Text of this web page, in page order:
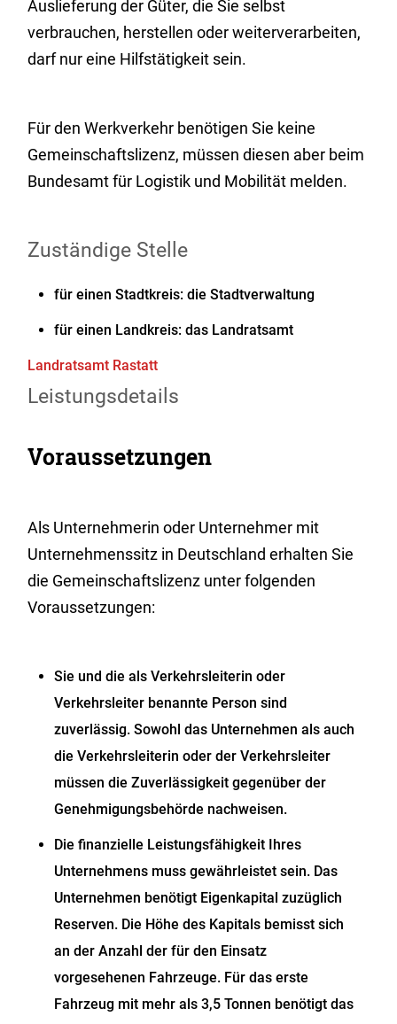
Auslieferung der Güter, die Sie selbst
verbrauchen, herstellen oder weiterverarbeiten,
darf nur eine Hilfstätigkeit sein.
Für den Werkverkehr benötigen Sie keine
Gemeinschaftslizenz, müssen diesen aber beim
Bundesamt für Logistik und Mobilität melden.
Zuständige Stelle
für einen Stadtkreis: die Stadtverwaltung
für einen Landkreis: das Landratsamt
Landratsamt Rastatt
Leistungsdetails
Voraussetzungen
Als Unternehmerin oder Unternehmer mit
Unternehmenssitz in Deutschland erhalten Sie
die Gemeinschaftslizenz unter folgenden
Voraussetzungen:
Sie und die als Verkehrsleiterin oder
Verkehrsleiter benannte Person sind
zuverlässig. Sowohl das Unternehmen als auch
die Verkehrsleiterin oder der Verkehrsleiter
müssen die Zuverlässigkeit gegenüber der
Genehmigungsbehörde nachweisen.
Die finanzielle Leistungsfähigkeit Ihres
Unternehmens muss gewährleistet sein. Das
Unternehmen benötigt Eigenkapital zuzüglich
Reserven. Die Höhe des Kapitals bemisst sich
an der Anzahl der für den Einsatz
vorgesehenen Fahrzeuge. Für das erste
Fahrzeug mit mehr als 3,5 Tonnen benötigt das